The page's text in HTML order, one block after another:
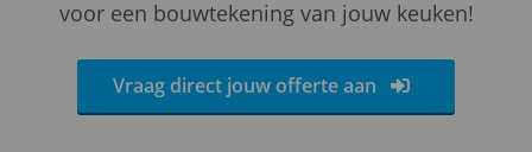
voor een bouwtekening van jouw keuken!
Vraag direct jouw offerte aan